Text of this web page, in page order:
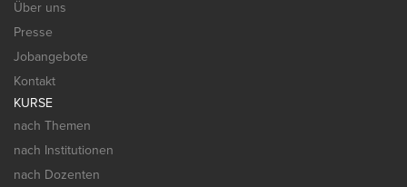
Über uns
Presse
Jobangebote
Kontakt
KURSE
nach Themen
nach Institutionen
nach Dozenten